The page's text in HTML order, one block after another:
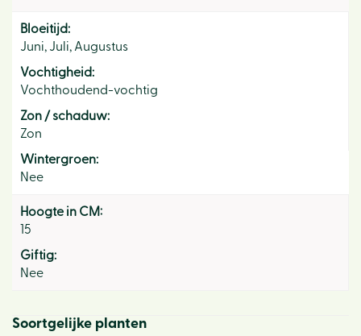
Bloeitijd:
Juni, Juli, Augustus
Vochtigheid:
Vochthoudend-vochtig
Zon / schaduw:
Zon
Wintergroen:
Nee
Hoogte in CM:
15
Giftig:
Nee
Soortgelijke planten